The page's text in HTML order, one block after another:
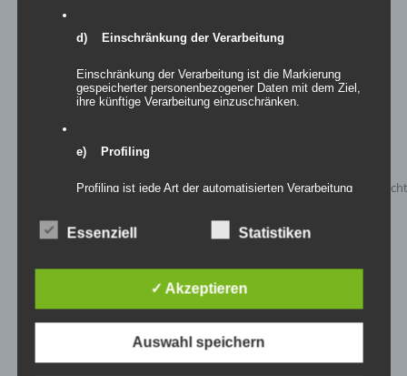
zur Wunschliste
Inflatables AIRLETTER
d) Einschränkung der Verarbeitung
Einschränkung der Verarbeitung ist die Markierung
gespeicherter personenbezogener Daten mit dem Ziel,
ihre künftige Verarbeitung einzuschränken.
e) Profiling
Profiling ist jede Art der automatisierten Verarbeitung
um bestimmte persönliche Aspekte, die sich auf eine
natürliche Person beziehen, zu bewerten,
wirtschaftlicher Lage, Gesundheit, persönlicher
Vorlieben, Interessen, Zuverlässigkeit, Verhalten,
Aufenthaltsort oder Ortswechsel dieser natürlichen
Person zu analysieren oder vorherzusagen.
f) Pseudonymisierung
Essenziell Statistiken
✓ Akzeptieren
Auswahl speichern